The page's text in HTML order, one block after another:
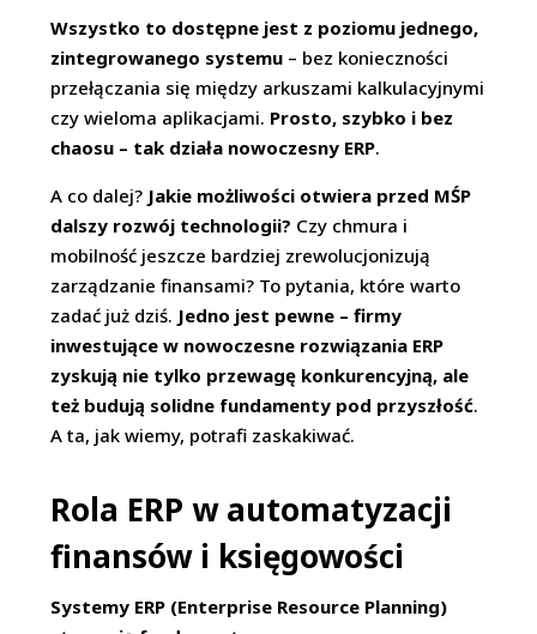
Wszystko to dostępne jest z poziomu jednego,
zintegrowanego systemu – bez konieczności
przełączania się między arkuszami kalkulacyjnymi
czy wieloma aplikacjami. Prosto, szybko i bez
chaosu – tak działa nowoczesny ERP.
A co dalej? Jakie możliwości otwiera przed MŚP
dalszy rozwój technologii? Czy chmura i
mobilność jeszcze bardziej zrewolucjonizują
zarządzanie finansami? To pytania, które warto
zadać już dziś. Jedno jest pewne – firmy
inwestujące w nowoczesne rozwiązania ERP
zyskują nie tylko przewagę konkurencyjną, ale
też budują solidne fundamenty pod przyszłość.
A ta, jak wiemy, potrafi zaskakiwać.
Rola ERP w automatyzacji
finansów i księgowości
Systemy ERP (Enterprise Resource Planning)